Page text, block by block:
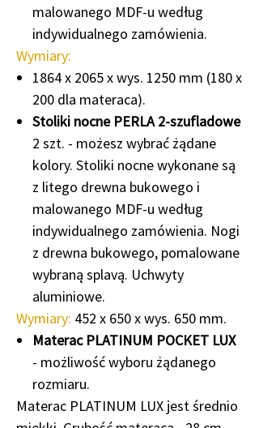
malowanego MDF-u według
indywidualnego zamówienia.
Wymiary:
1864 x 2065 x wys. 1250 mm (180 x
200 dla materaca).
Stoliki nocne PERLA 2-szufladowe
2 szt. - możesz wybrać żądane
kolory. Stoliki nocne wykonane są
z litego drewna bukowego i
malowanego MDF-u według
indywidualnego zamówienia. Nogi
z drewna bukowego, pomalowane
wybraną splavą. Uchwyty
aluminiowe.
Wymiary: 452 x 650 x wys. 650 mm.
Materac PLATINUM POCKET LUX
- możliwość wyboru żądanego
rozmiaru.
Materac PLATINUM LUX jest średnio